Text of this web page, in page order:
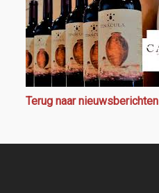
Terug naar nieuwsberichten